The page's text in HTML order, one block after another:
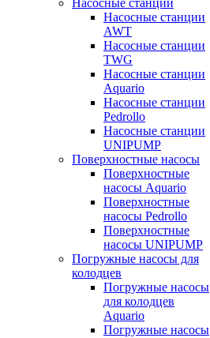
Насосные станции
Насосные станции
AWT
Насосные станции
TWG
Насосные станции
Aquario
Насосные станции
Pedrollo
Насосные станции
UNIPUMP
Поверхностные насосы
Поверхностные
насосы Aquario
Поверхностные
насосы Pedrollo
Поверхностные
насосы UNIPUMP
Погружные насосы для
колодцев
Погружные насосы
для колодцев
Aquario
Погружные насосы